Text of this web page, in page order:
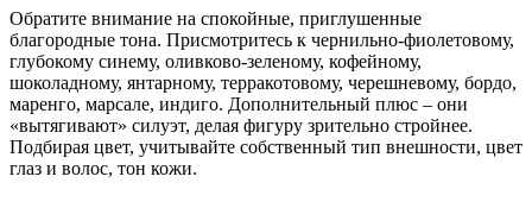
Обратите внимание на спокойные, приглушенные
благородные тона. Присмотритесь к чернильно-фиолетовому,
глубокому синему, оливково-зеленому, кофейному,
шоколадному, янтарному, терракотовому, черешневому, бордо,
маренго, марсале, индиго. Дополнительный плюс – они
«вытягивают» силуэт, делая фигуру зрительно стройнее.
Подбирая цвет, учитывайте собственный тип внешности, цвет
глаз и волос, тон кожи.